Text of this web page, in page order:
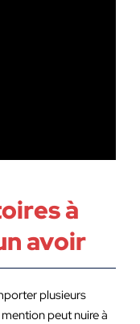
à
avoir
plusieurs
peut nuire à